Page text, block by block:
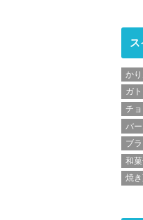
か
ガ
チ
バ
ブ
和
焼